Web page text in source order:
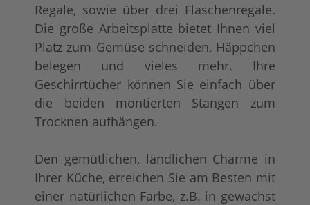
Regale, sowie über drei Flaschenregale.
Die große Arbeitsplatte bietet Ihnen viel
Platz zum Gemüse schneiden, Häppchen
belegen und vieles mehr. Ihre
Geschirrtücher können Sie einfach über
die beiden montierten Stangen zum
Trocknen aufhängen.
Den gemütlichen, ländlichen Charme in
Ihrer Küche, erreichen Sie am Besten mit
einer natürlichen Farbe, z.B. in gewachst